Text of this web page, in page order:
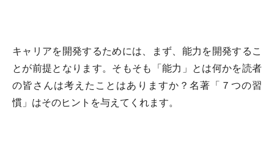
キャリアを開発するためには、まず、能力を開発するこ
とが前提となります。そもそも「能力」とは何かを読者
の皆さんは考えたことはありますか？名著「７つの習
慣」はそのヒントを与えてくれます。